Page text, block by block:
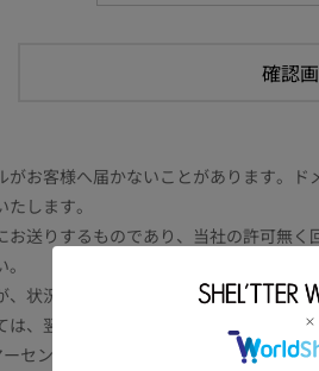
がお客様へ届かないことがあります。
します。
お送りするものであり、当社の許可無
状況により電話や書面等の場合もござ
は、翌営業日より順次対応いたします。
センター